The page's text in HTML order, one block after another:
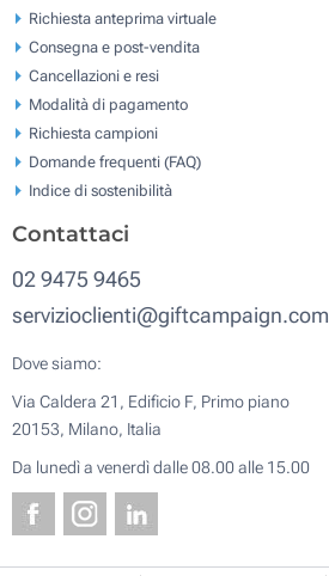
Richiesta anteprima virtuale
Consegna e post-vendita
Cancellazioni e resi
Modalità di pagamento
Richiesta campioni
Domande frequenti (FAQ)
Indice di sostenibilità
Contattaci
02 9475 9465
servizioclienti@giftcampaign.com
Dove siamo:
Via Caldera 21, Edificio F, Primo piano
20153, Milano, Italia
Da lunedì a venerdì dalle 08.00 alle 15.00